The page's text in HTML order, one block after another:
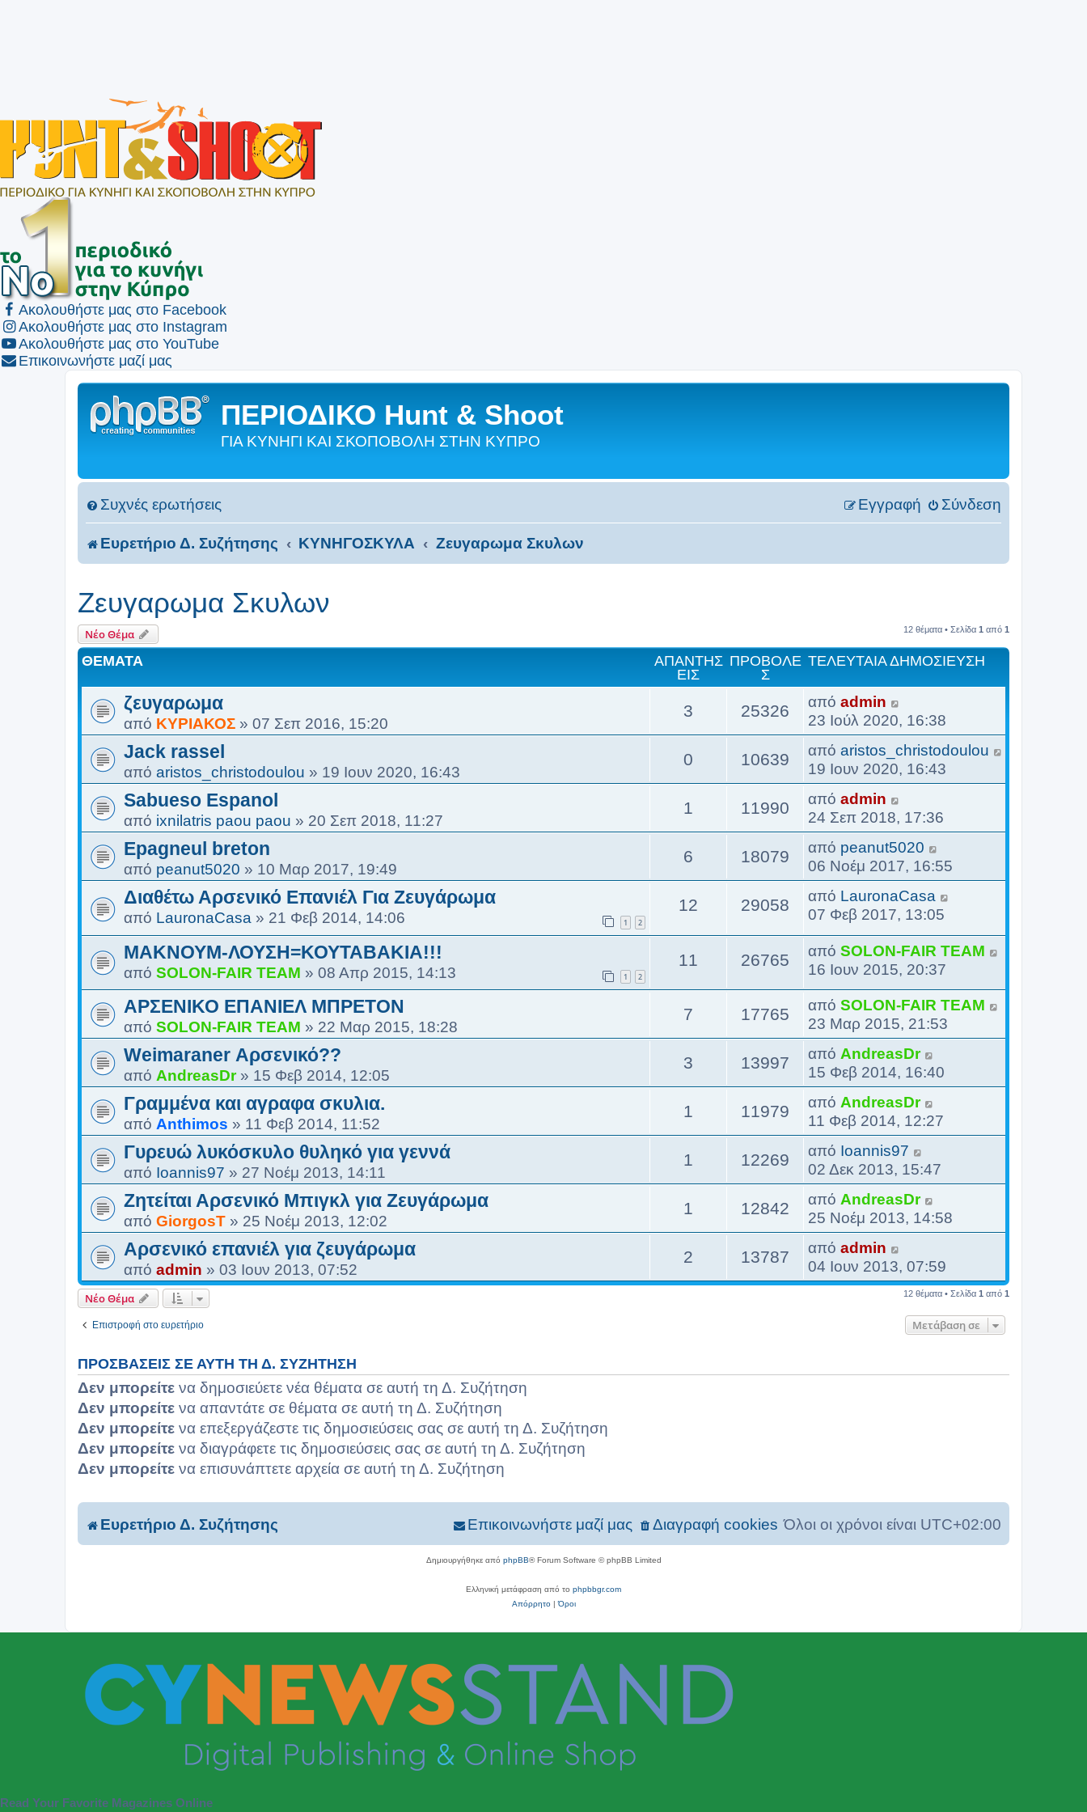
Ακολουθήστε μας στο Facebook
Ακολουθήστε μας στο Instagram
Ακολουθήστε μας στο YouTube
Επικοινωνήστε μαζί μας
ΠΕΡΙΟΔΙΚΟ Hunt & Shoot
ΓΙΑ ΚΥΝΗΓΙ ΚΑΙ ΣΚΟΠΟΒΟΛΗ ΣΤΗΝ ΚΥΠΡΟ
Συχνές ερωτήσεις Σύνδεση
Εγγραφή
Ευρετήριο Δ. Συζήτησης ΚΥΝΗΓΟΣΚΥΛΑ Ζευγαρωμα Σκυλων
Ζευγαρωμα Σκυλων
Νέο Θέμα 12 θέματα • Σελίδα 1 από 1
ΘΈΜΑΤΑ
ΑΠΑΝΤΉΣ
ΕΙΣ
ΠΡΟΒΟΛΈ
Σ
ΤΕΛΕΥΤΑΊΑ ΔΗΜΟΣΊΕΥΣΗ
ζευγαρωμα
από ΚΥΡΙΑΚΟΣ » 07 Σεπ 2016, 15:20
3 25326 από admin
23 Ιούλ 2020, 16:38
Jack rassel
από aristos_christodoulou » 19 Ιουν 2020, 16:43
0 10639 από aristos_christodoulou
19 Ιουν 2020, 16:43
Sabueso Espanol
από ixnilatris paou paou » 20 Σεπ 2018, 11:27
1 11990 από admin
24 Σεπ 2018, 17:36
Epagneul breton
από peanut5020 » 10 Μαρ 2017, 19:49
6 18079 από peanut5020
06 Νοέμ 2017, 16:55
Διαθέτω Αρσενικό Επανιέλ Για Ζευγάρωμα
από LauronaCasa » 21 Φεβ 2014, 14:06 1 2
12 29058 από LauronaCasa
07 Φεβ 2017, 13:05
ΜΑΚΝΟΥΜ-ΛΟΥΣΗ=ΚΟΥΤΑΒΑΚΙΑ!!!
από SOLON-FAIR ΤΕΑΜ » 08 Απρ 2015, 14:13 1 2
11 26765 από SOLON-FAIR ΤΕΑΜ
16 Ιουν 2015, 20:37
ΑΡΣΕΝΙΚΟ ΕΠΑΝΙΕΛ ΜΠΡΕΤΟΝ
από SOLON-FAIR ΤΕΑΜ » 22 Μαρ 2015, 18:28
7 17765 από SOLON-FAIR ΤΕΑΜ
23 Μαρ 2015, 21:53
Weimaraner Αρσενικό??
από AndreasDr» 15 Φεβ 2014, 12:05
3 13997 από AndreasDr
15 Φεβ 2014, 16:40
Γραμμένα και αγραφα σκυλια.
από Anthimos » 11 Φεβ 2014, 11:52
1 11979 από AndreasDr
11 Φεβ 2014, 12:27
Γυρευώ λυκόσκυλο θυληκό για γεννά
από Ioannis97 » 27 Νοέμ 2013, 14:11
1 12269 από Ioannis97
02 Δεκ 2013, 15:47
Ζητείται Αρσενικό Μπιγκλ για Ζευγάρωμα
από GiorgosT » 25 Νοέμ 2013, 12:02
1 12842 από AndreasDr
25 Νοέμ 2013, 14:58
Αρσενικό επανιέλ για ζευγάρωμα
από admin » 03 Ιουν 2013, 07:52
2 13787 από admin
04 Ιουν 2013, 07:59
Νέο Θέμα 12 θέματα • Σελίδα 1 από 1
Επιστροφή στο ευρετήριο Μετάβαση σε
ΠΡΟΣΒΆΣΕΙΣ ΣΕ ΑΥΤΉ ΤΗ Δ. ΣΥΖΉΤΗΣΗ
Δεν μπορείτε να δημοσιεύετε νέα θέματα σε αυτή τη Δ. Συζήτηση
Δεν μπορείτε να απαντάτε σε θέματα σε αυτή τη Δ. Συζήτηση
Δεν μπορείτε να επεξεργάζεστε τις δημοσιεύσεις σας σε αυτή τη Δ. Συζήτηση
Δεν μπορείτε να διαγράφετε τις δημοσιεύσεις σας σε αυτή τη Δ. Συζήτηση
Δεν μπορείτε να επισυνάπτετε αρχεία σε αυτή τη Δ. Συζήτηση
Ευρετήριο Δ. Συζήτησης Όλοι οι χρόνοι είναι UTC+02:00
Διαγραφή cookies
Επικοινωνήστε μαζί μας
Δημιουργήθηκε από phpBB® Forum Software © phpBB Limited
Ελληνική μετάφραση από το phpbbgr.com
Απόρρητο|Όροι
Read Your Favorite Magazines Online